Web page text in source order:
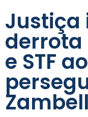
Justiça
derrota
e STF